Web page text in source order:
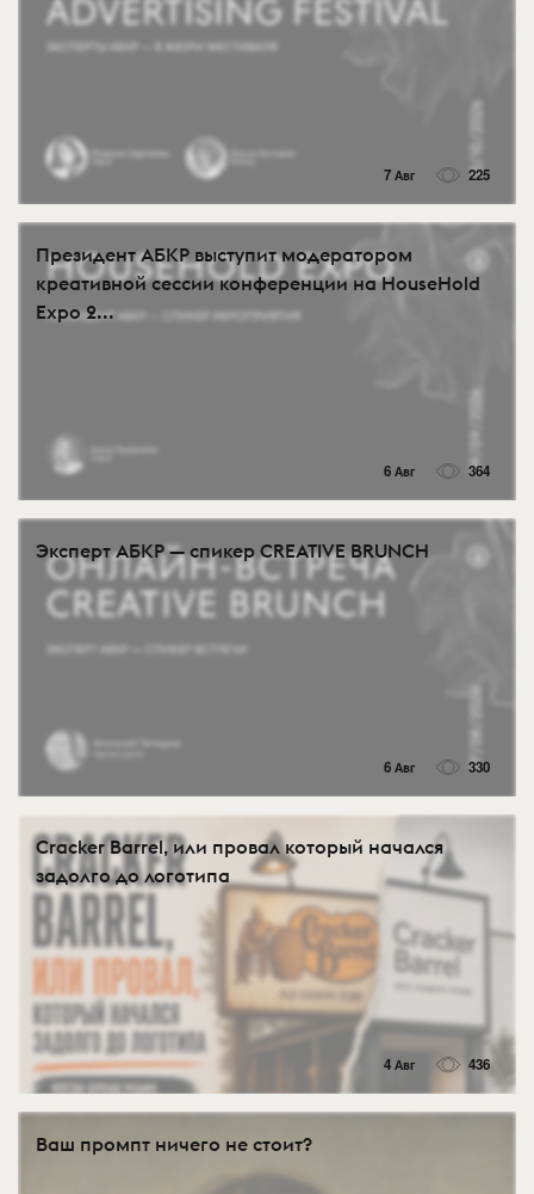
7 Авг 225
Президент АБКР выступит модератором
креативной сессии конференции на HouseHold
Expo 2...
6 Авг 364
Эксперт АБКР — спикер CREATIVE BRUNCH
6 Авг 330
Cracker Barrel, или провал который начался
задолго до логотипа
4 Авг 436
Ваш промпт ничего не стоит?